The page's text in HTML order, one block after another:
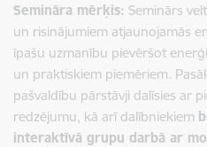
Semināra mērķis: Seminārs
un risinājumiem atjaunojamās
īpašu uzmanību pievēršot
un praktiskiem piemēriem.
pašvaldību pārstāvji dalīsies ar
redzējumu, kā arī dalībniekiem
interaktīvā grupu darbā ar